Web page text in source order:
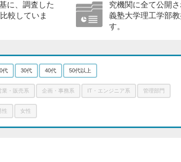
に、調査した
較していま
究機関に全て公開
義塾大学理工学部教
す。
代 30代 40代 50代以上
業・販売系 企画・事務系 IT・エンジニア系 管理部門
性 女性